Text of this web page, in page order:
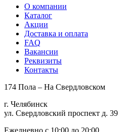
О компании
Каталог
Акции
Доставка и оплата
FAQ
Вакансии
Реквизиты
Контакты
174 Пола – На Свердловском
г. Челябинск
ул. Свердловский проспект д. 39